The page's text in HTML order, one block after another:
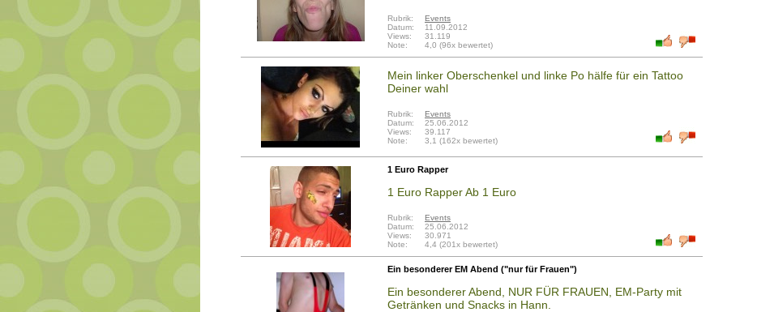
Rubrik:
Events
Datum:
11.09.2012
Views:
31.119
Note:
4,0 (96x bewertet)
Mein linker Oberschenkel und linke Po hälfe für ein Tattoo
Deiner wahl
Rubrik:
Events
Datum:
25.06.2012
Views:
39.117
Note:
3,1 (162x bewertet)
1 Euro Rapper
1 Euro Rapper Ab 1 Euro
Rubrik:
Events
Datum:
25.06.2012
Views:
30.971
Note:
4,4 (201x bewertet)
Ein besonderer EM Abend ("nur für Frauen")
Ein besonderer Abend, NUR FÜR FRAUEN, EM-Party mit
Getränken und Snacks in Hann.